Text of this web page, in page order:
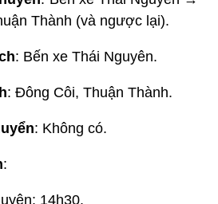
Thành (và ngược lại).
: Bến xe Thái Nguyên.
: Đông Côi, Thuận Thành.
: Không có.
:
14h30.